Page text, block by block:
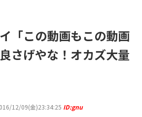
「この動画もこの動画
さげやな！オカズ大量
12/09(金)23:34:25 ID:gnu